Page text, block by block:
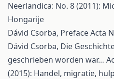
Neerlandica: No. 8 (2011):
Hongarije
Dávid Csorba, PrefaceActa
Dávid Csorba, Die
geschrieben worden war…
(2015): Handel, migratie,